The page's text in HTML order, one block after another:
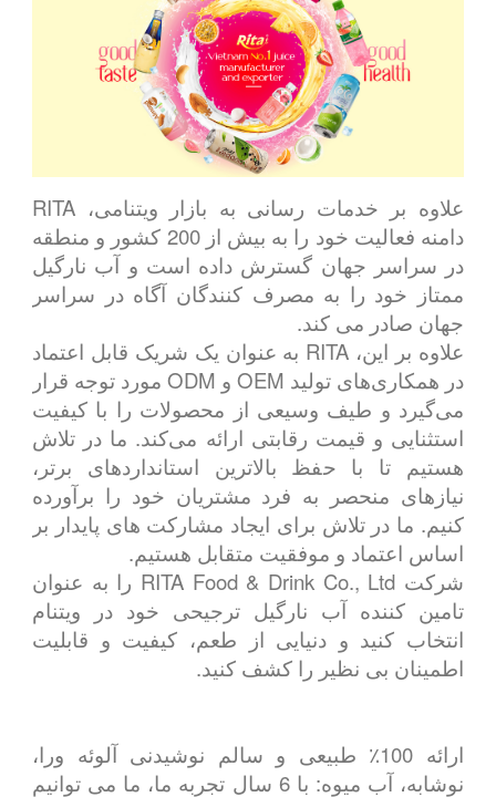
علاوه بر خدمات رسانی به بازار ویتنامی، RITA
دامنه فعالیت خود را به بیش از 200 کشور و منطقه
در سراسر جهان گسترش داده است و آب نارگیل
ممتاز خود را به مصرف کنندگان آگاه در سراسر
جهان صادر می کند.
علاوه بر این، RITA به عنوان یک شریک قابل اعتماد
در همکاری‌های تولید OEM و ODM مورد توجه قرار
می‌گیرد و طیف وسیعی از محصولات را با کیفیت
استثنایی و قیمت رقابتی ارائه می‌کند. ما در تلاش
هستیم تا با حفظ بالاترین استانداردهای برتر،
نیازهای منحصر به فرد مشتریان خود را برآورده
کنیم. ما در تلاش برای ایجاد مشارکت های پایدار بر
اساس اعتماد و موفقیت متقابل هستیم.
شرکت RITA Food & Drink Co., Ltd را به عنوان
تامین کننده آب نارگیل ترجیحی خود در ویتنام
انتخاب کنید و دنیایی از طعم، کیفیت و قابلیت
اطمینان بی نظیر را کشف کنید.
ارائه 100٪ طبیعی و سالم نوشیدنی آلوئه ورا،
نوشابه، آب میوه: با 6 سال تجربه ما، ما می توانیم